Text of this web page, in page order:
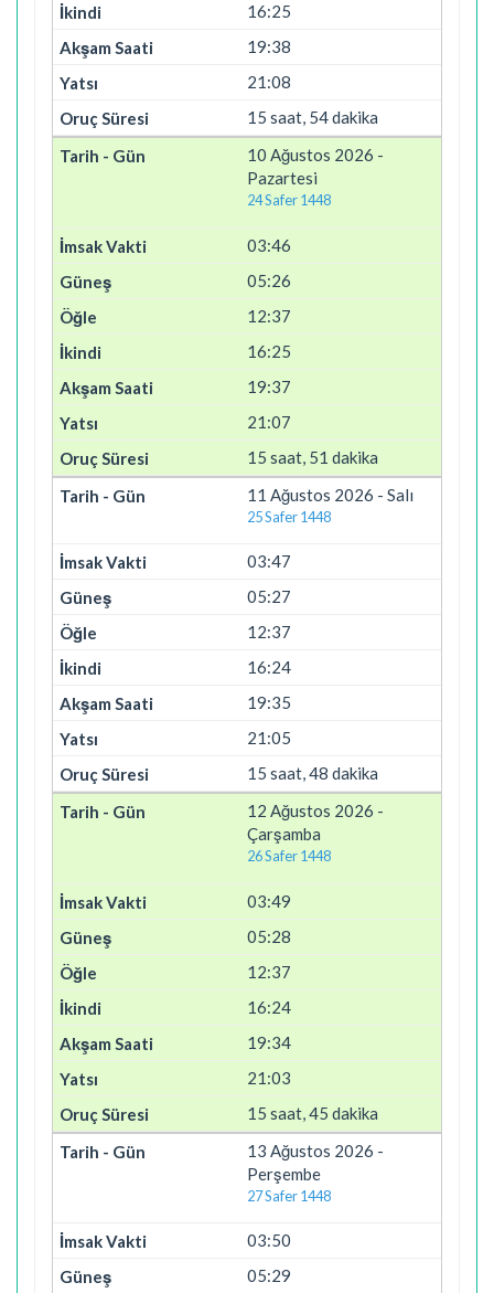
16:25
19:38
21:08
15 saat, 54 dakika
10 Ağustos 2026 -
Pazartesi
24 Safer 1448
03:46
05:26
12:37
16:25
19:37
21:07
15 saat, 51 dakika
11 Ağustos 2026 - Salı
25 Safer 1448
03:47
05:27
12:37
16:24
19:35
21:05
15 saat, 48 dakika
12 Ağustos 2026 -
Çarşamba
26 Safer 1448
03:49
05:28
12:37
16:24
19:34
21:03
15 saat, 45 dakika
13 Ağustos 2026 -
Perşembe
27 Safer 1448
03:50
05:29